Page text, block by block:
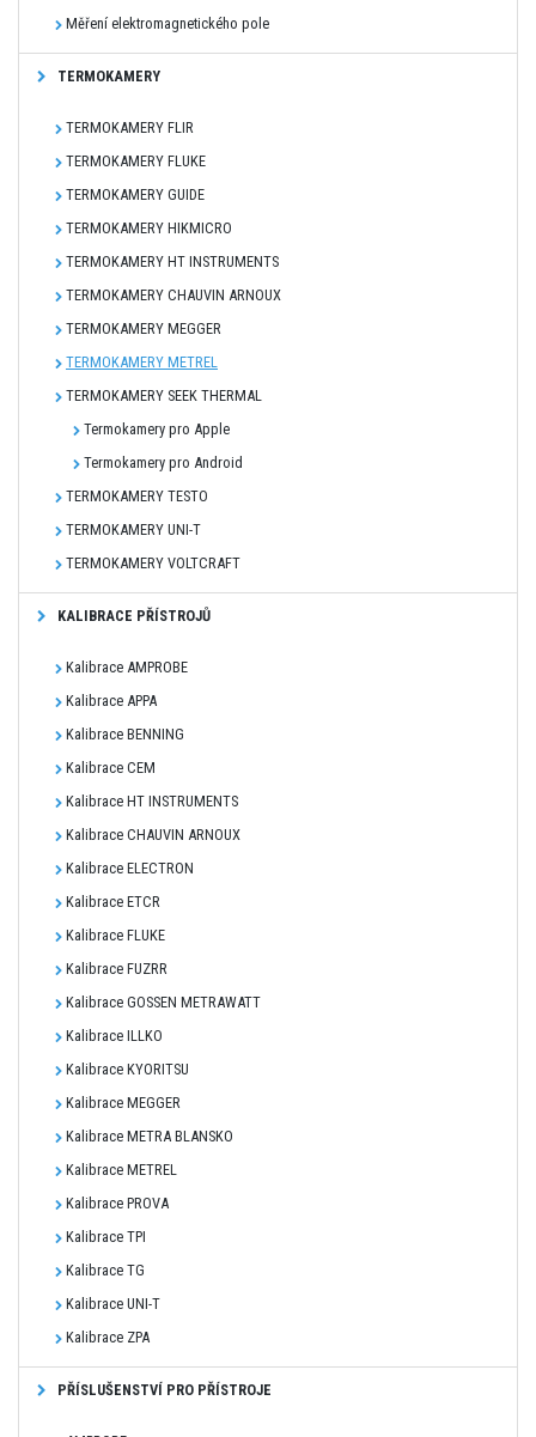
Měření elektromagnetického pole
TERMOKAMERY
TERMOKAMERY FLIR
TERMOKAMERY FLUKE
TERMOKAMERY GUIDE
TERMOKAMERY HIKMICRO
TERMOKAMERY HT INSTRUMENTS
TERMOKAMERY CHAUVIN ARNOUX
TERMOKAMERY MEGGER
TERMOKAMERY METREL
TERMOKAMERY SEEK THERMAL
Termokamery pro Apple
Termokamery pro Android
TERMOKAMERY TESTO
TERMOKAMERY UNI-T
TERMOKAMERY VOLTCRAFT
KALIBRACE PŘÍSTROJŮ
Kalibrace AMPROBE
Kalibrace APPA
Kalibrace BENNING
Kalibrace CEM
Kalibrace HT INSTRUMENTS
Kalibrace CHAUVIN ARNOUX
Kalibrace ELECTRON
Kalibrace ETCR
Kalibrace FLUKE
Kalibrace FUZRR
Kalibrace GOSSEN METRAWATT
Kalibrace ILLKO
Kalibrace KYORITSU
Kalibrace MEGGER
Kalibrace METRA BLANSKO
Kalibrace METREL
Kalibrace PROVA
Kalibrace TPI
Kalibrace TG
Kalibrace UNI-T
Kalibrace ZPA
PŘÍSLUŠENSTVÍ PRO PŘÍSTROJE